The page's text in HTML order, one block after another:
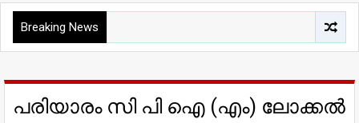
Breaking News
പരിയാരം സി പി ഐ (എം) ലോക്കൽ